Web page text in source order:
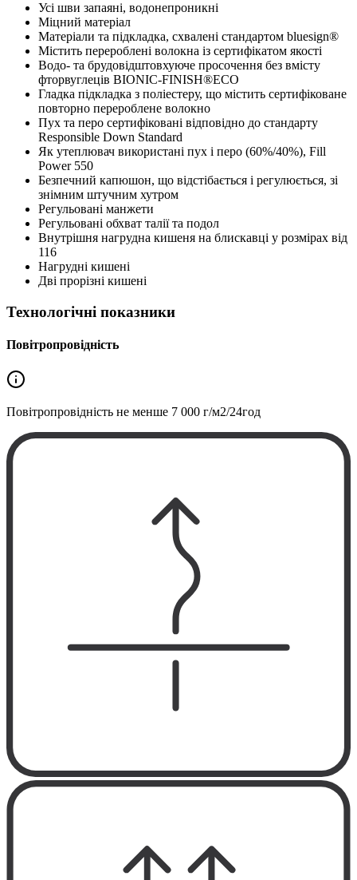
Усі шви запаяні, водонепроникні
Міцний матеріал
Матеріали та підкладка, схвалені стандартом bluesign®
Містить перероблені волокна із сертифікатом якості
Водо- та брудовідштовхуюче просочення без вмісту
фторвуглеців BIONIC-FINISH®ECO
Гладка підкладка з поліестеру, що містить сертифіковане
повторно перероблене волокно
Пух та перо сертифіковані відповідно до стандарту
Responsible Down Standard
Як утеплювач використані пух і перо (60%/40%), Fill
Power 550
Безпечний капюшон, що відстібається і регулюється, зі
знімним штучним хутром
Регульовані манжети
Регульовані обхват талії та подол
Внутрішня нагрудна кишеня на блискавці у розмірах від
116
Нагрудні кишені
Дві прорізні кишені
Технологічні показники
Повітропровідність
Повітропровідність не менше 7 000 г/м2/24год